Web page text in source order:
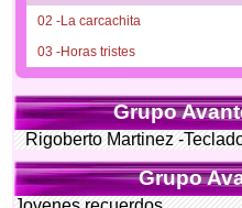
02 -La carcachita
03 -Horas tristes
Grupo
Rigoberto Martinez -
Grupo